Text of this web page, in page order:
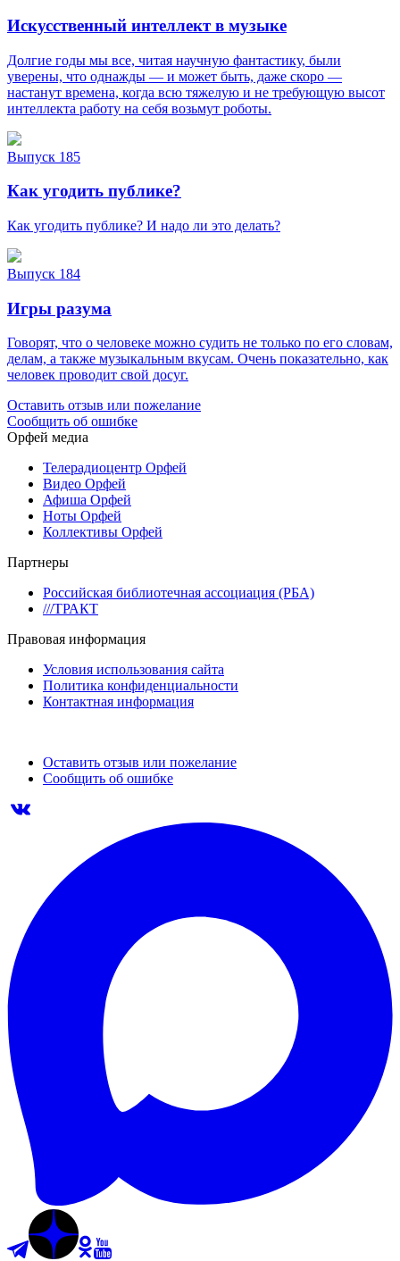
Искусственный интеллект в музыке
Долгие годы мы все, читая научную фантастику, были
уверены, что однажды — и может быть, даже скоро —
настанут времена, когда всю тяжелую и не требующую высот
интеллекта работу на себя возьмут роботы.
Выпуск 185
Как угодить публике?
Как угодить публике? И надо ли это делать?
Выпуск 184
Игры разума
Говорят, что о человеке можно судить не только по его словам,
делам, а также музыкальным вкусам. Очень показательно, как
человек проводит свой досуг.
Оставить отзыв или пожелание
Сообщить об ошибке
Орфей медиа
Телерадиоцентр Орфей
Видео Орфей
Афиша Орфей
Ноты Орфей
Коллективы Орфей
Партнеры
Российская библиотечная ассоциация (РБА)
///ТРАКТ
Правовая информация
Условия использования сайта
Политика конфиденциальности
Контактная информация
Оставить отзыв или пожелание
Сообщить об ошибке